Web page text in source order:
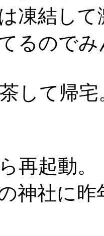
凍結し
るので
して帰宅
再起動。
神社に